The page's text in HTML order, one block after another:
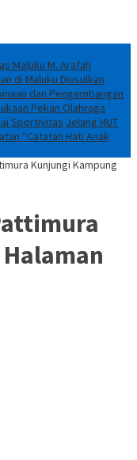
Maluku M. Arafah
di Maluku Diusulkan
dan Pengembangan
Pekan Olahraga
Sportivitas Jelang HUT
“Catatan Hati Anak
Kunjungi Kampung